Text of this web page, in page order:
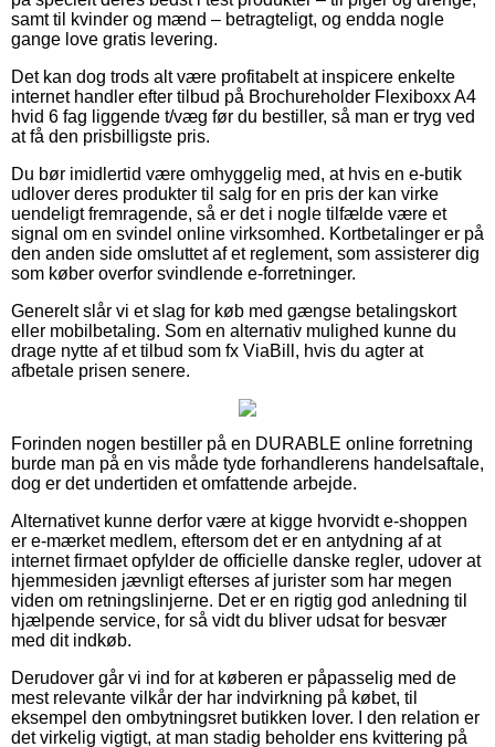
samt til kvinder og mænd – betragteligt, og endda nogle
gange love gratis levering.
Det kan dog trods alt være profitabelt at inspicere enkelte
internet handler efter tilbud på Brochureholder Flexiboxx A4
hvid 6 fag liggende t/væg før du bestiller, så man er tryg ved
at få den prisbilligste pris.
Du bør imidlertid være omhyggelig med, at hvis en e-butik
udlover deres produkter til salg for en pris der kan virke
uendeligt fremragende, så er det i nogle tilfælde være et
signal om en svindel online virksomhed. Kortbetalinger er på
den anden side omsluttet af et reglement, som assisterer dig
som køber overfor svindlende e-forretninger.
Generelt slår vi et slag for køb med gængse betalingskort
eller mobilbetaling. Som en alternativ mulighed kunne du
drage nytte af et tilbud som fx ViaBill, hvis du agter at
afbetale prisen senere.
Forinden nogen bestiller på en DURABLE online forretning
burde man på en vis måde tyde forhandlerens handelsaftale,
dog er det undertiden et omfattende arbejde.
Alternativet kunne derfor være at kigge hvorvidt e-shoppen
er e-mærket medlem, eftersom det er en antydning af at
internet firmaet opfylder de officielle danske regler, udover at
hjemmesiden jævnligt efterses af jurister som har megen
viden om retningslinjerne. Det er en rigtig god anledning til
hjælpende service, for så vidt du bliver udsat for besvær
med dit indkøb.
Derudover går vi ind for at køberen er påpasselig med de
mest relevante vilkår der har indvirkning på købet, til
eksempel den ombytningsret butikken lover. I den relation er
det virkelig vigtigt, at man stadig beholder ens kvittering på